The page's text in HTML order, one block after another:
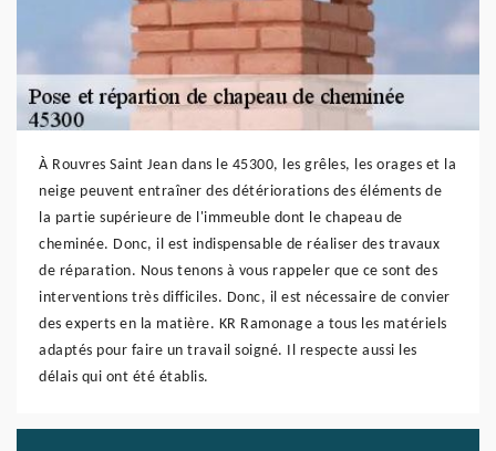
À Rouvres Saint Jean dans le 45300, les grêles, les orages et la
neige peuvent entraîner des détériorations des éléments de
la partie supérieure de l'immeuble dont le chapeau de
cheminée. Donc, il est indispensable de réaliser des travaux
de réparation. Nous tenons à vous rappeler que ce sont des
interventions très difficiles. Donc, il est nécessaire de convier
des experts en la matière. KR Ramonage a tous les matériels
adaptés pour faire un travail soigné. Il respecte aussi les
délais qui ont été établis.